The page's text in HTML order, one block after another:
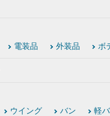
電装品 外装品 ボ
ウイング バン 軽